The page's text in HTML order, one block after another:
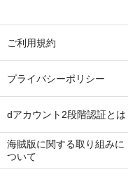
ご利用規約
プライバシーポリシー
dアカウント2段階認証とは
海賊版に関する取り組みに
ついて